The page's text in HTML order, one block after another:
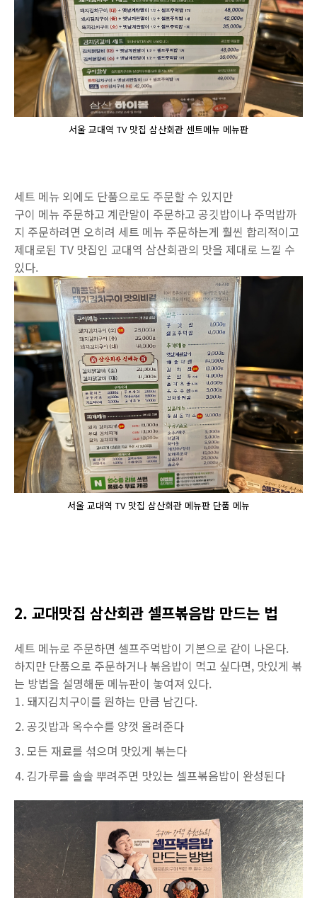
서울 교대역 TV 맛집 삼산회관 센트메뉴 메뉴판
세트 메뉴 외에도 단품으로도 주문할 수 있지만
구이 메뉴 주문하고 계란말이 주문하고 공깃밥이나 주먹밥까
지 주문하려면 오히려 세트 메뉴 주문하는게 훨씬 합리적이고
제대로된 TV 맛집인 교대역 삼산회관의 맛을 제대로 느낄 수
있다.
서울 교대역 TV 맛집 삼산회관 메뉴판 단품 메뉴
2. 교대맛집 삼산회관 셀프볶음밥 만드는 법
세트 메뉴로 주문하면 셀프주먹밥이 기본으로 같이 나온다.
하지만 단품으로 주문하거나 볶음밥이 먹고 싶다면, 맛있게 볶
는 방법을 설명해둔 메뉴판이 놓여져 있다.
돼지김치구이를 원하는 만큼 남긴다.
공깃밥과 옥수수를 양껏 올려준다
모든 재료를 섞으며 맛있게 볶는다
김가루를 솔솔 뿌려주면 맛있는 셀프볶음밥이 완성된다